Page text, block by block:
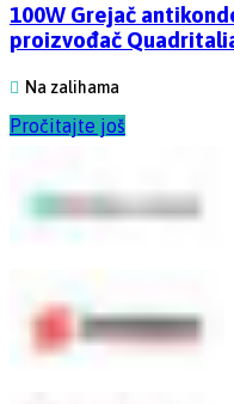
100W Grejač
proizvođač
Na zalihama
Pročitajte još